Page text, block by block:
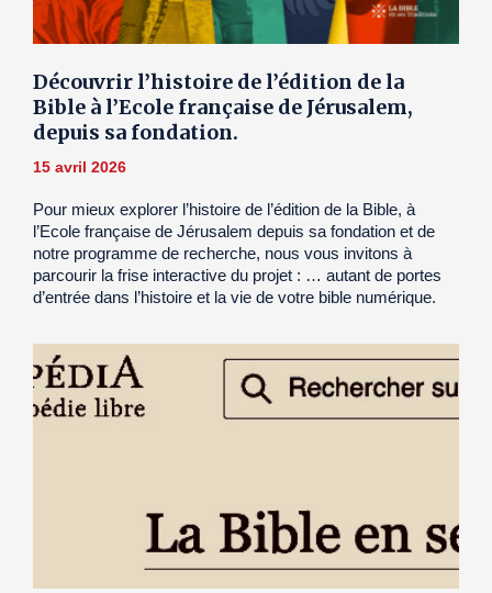
Découvrir l’histoire de l’édition de la
Bible à l’Ecole française de Jérusalem,
depuis sa fondation.
15 avril 2026
Pour mieux explorer l’histoire de l’édition de la Bible, à
l’Ecole française de Jérusalem depuis sa fondation et de
notre programme de recherche, nous vous invitons à
parcourir la frise interactive du projet : … autant de portes
d’entrée dans l’histoire et la vie de votre bible numérique.